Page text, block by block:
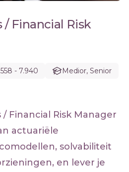
/ Financial Risk
- 7.940
Medior, Senior
/ Financial Risk Manager
actuariële
solvabiliteit
en lever je